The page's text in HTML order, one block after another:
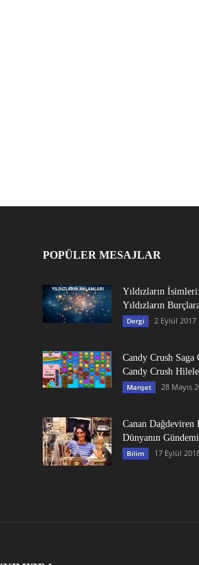
POPÜLER MESAJLAR
Yıldızların
Yıldızların
Dergi 2 Eylül 2017
Candy Crush
Candy Crush
Manşet 28 Mayıs
Canan Dağdeviren
Dünyanın
Bilim 17 Eylül